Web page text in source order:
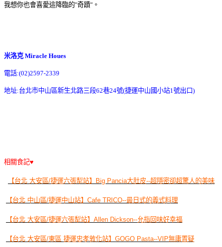
我想你也會喜愛這降臨的"奇蹟"。
米洛克 Miracle Houes
電話:(02)2597-2339
地址:台北市中山區新生北路三段62巷24號(捷運中山國小站1號出口)
相關食記♥
【台北 大安區/捷運六張犁站】Big Pancia大肚皮--超隱密卻超驚人的美味
【台北 中山區/捷運中山站】Cafe TRICO--最日式的義式料理
【台北 大安區/捷運六張犁站】Allen Dickson--允指回味好幸福
【台北 大安區/東區 捷運忠孝敦化站】GOGO Pasta--VIP無庸置疑